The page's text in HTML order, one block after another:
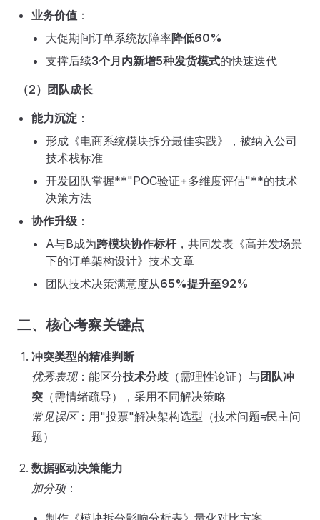
业务价值 ：
大促期间订单系统故障率降低60%
支撑后续3个月内新增5种发货模式的快速迭代
（2）团队成长
能力沉淀 ：
形成《电商系统模块拆分最佳实践》，被纳入公司
技术栈标准
开发团队掌握**"POC验证+多维度评估"**的技术
决策方法
协作升级 ：
A与B成为跨模块协作标杆，共同发表《高并发场景
下的订单架构设计》技术文章
团队技术决策满意度从65%提升至92%
二、核心考察关键点
冲突类型的精准判断
优秀表现：能区分技术分歧 （需理性论证）与团队冲
突 （需情绪疏导），采用不同解决策略
常见误区：用"投票"解决架构选型（技术问题≠民主问
题）
数据驱动决策能力
加分项：